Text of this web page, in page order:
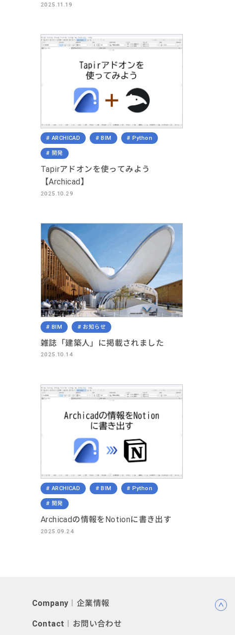
2025.11.19
ARCHICAD BIM Python
開発
Tapirアドオンを使ってみよう
【Archicad】
2025.10.29
BIM お知らせ
雑誌「建築人」に掲載されました
2025.10.14
ARCHICAD BIM Python
開発
Archicadの情報をNotionに書き出す
2025.09.24
Company ︱企業情報
Contact ︱お問い合わせ